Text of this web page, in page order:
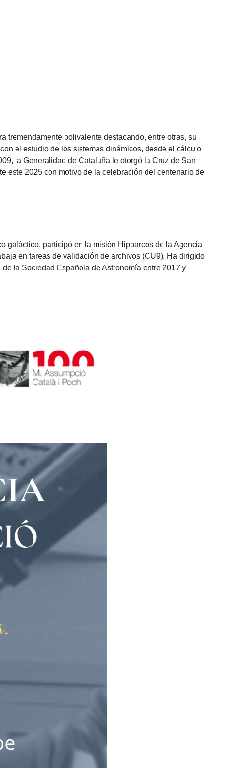
tremendamente polivalente destacando, entre otras, su
el estudio de los sistemas dinámicos, desde el cálculo
la Generalidad de Cataluña le otorgó la Cruz de San
este 2025 con motivo de la celebración del centenario de
galáctico, participó en la misión Hipparcos de la Agencia
en tareas de validación de archivos (CU9). Ha dirigido
la Sociedad Española de Astronomía entre 2017 y